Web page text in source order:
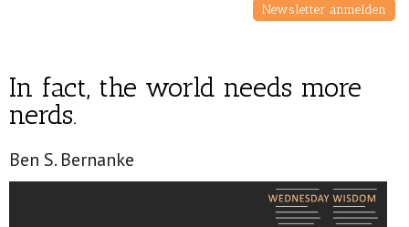
Newsletter anmelden
In fact, the world needs more
nerds.
Ben S. Bernanke